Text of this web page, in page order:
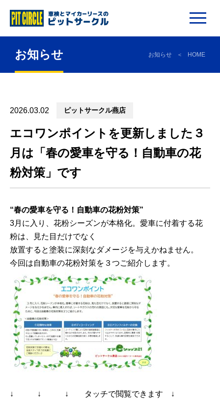
お知らせ お知らせ HOME
2026.03.02 ピットサークル燕店
エコワンポイントを更新しました３
月は「春の愛車を守る！自動車の花
粉対策」です
“春の愛車を守る！自動車の花粉対策”
3月に入り、花粉シーズンが本格化。愛車に付着する花
粉は、見た目だけでなく
放置すると塗装に深刻なダメージを与えかねません。
今回は自動車の花粉対策を３つご紹介します。
↓ ↓ ↓ タッチで閲覧できます ↓